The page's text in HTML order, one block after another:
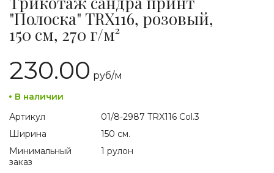
"Полоска" TRX116, розовый,
150 см, 270 г/м²
230.00 руб/м
В наличии
Артикул
01/8-2987 TRX116 Col.3
Ширина
150 см.
Минимальный
заказ
1 рулон